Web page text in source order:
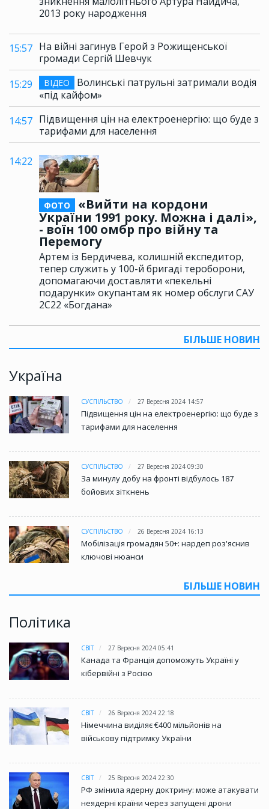
2013 року народження
15:57 На війні загинув Герой з Рожищенської
громади Сергій Шевчук
15:29
ВІДЕО
Волинські патрульні затримали водія
«під кайфом»
14:57 Підвищення цін на електроенергію: що буде з
тарифами для населення
14:22
ФОТО
«Вийти на кордони
України 1991 року. Можна і далі»,
- воїн 100 омбр про війну та
Перемогу
Артем із Бердичева, колишній експедитор,
тепер служить у 100-й бригаді тероборони,
допомагаючи доставляти «пекельні
подарунки» окупантам як номер обслуги САУ
2С22 «Богдана»
БІЛЬШЕ НОВИН
Україна
СУСПІЛЬСТВО 27 Вересня 2024 14:57
Підвищення цін на електроенергію: що буде з
тарифами для населення
СУСПІЛЬСТВО 27 Вересня 2024 09:30
За минулу добу на фронті відбулось 187
бойових зіткнень
СУСПІЛЬСТВО 26 Вересня 2024 16:13
Мобілізація громадян 50+: нардеп роз'яснив
ключові нюанси
БІЛЬШЕ НОВИН
Політика
СВІТ 27 Вересня 2024 05:41
Канада та Франція допоможуть Україні у
кібервійні з Росією
СВІТ 26 Вересня 2024 22:18
Німеччина виділяє €400 мільйонів на
військову підтримку України
СВІТ 25 Вересня 2024 22:30
РФ змінила ядерну доктрину: може атакувати
неядерні країни через запущені дрони